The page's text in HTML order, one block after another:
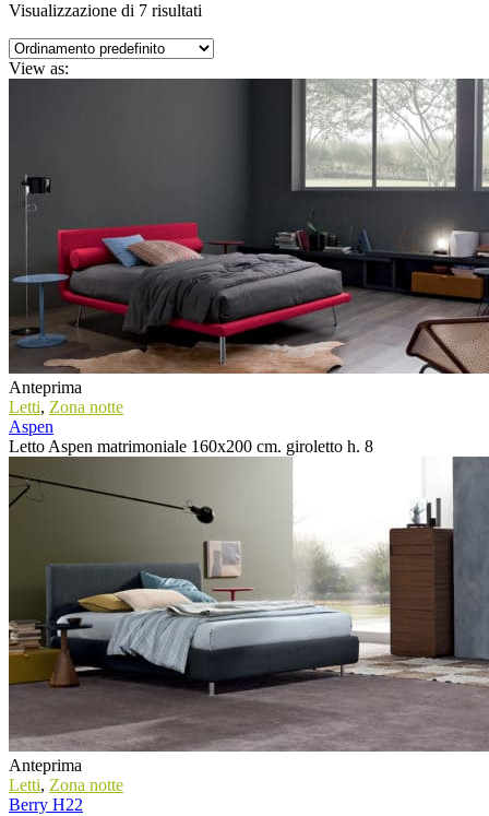
Visualizzazione di 7 risultati
View as:
Anteprima
Letti, Zona notte
Aspen
Letto Aspen matrimoniale 160x200 cm. giroletto h. 8
Anteprima
Letti, Zona notte
Berry H22